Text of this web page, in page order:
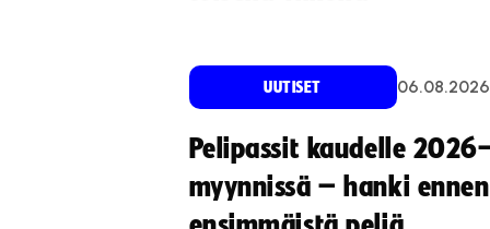
UUTISET 06.08.2026
Pelipassit kaudelle
myynnissä – hanki ennen